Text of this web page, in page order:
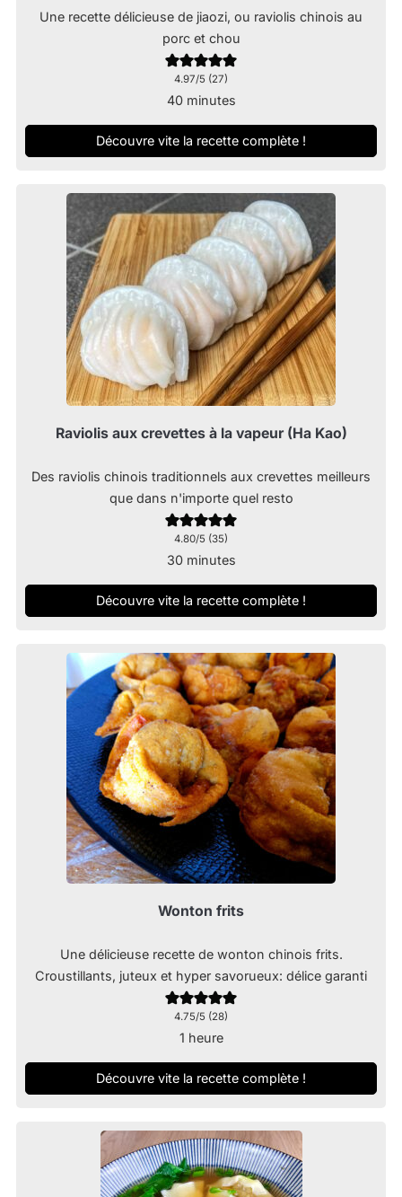
Une recette délicieuse de jiaozi, ou raviolis chinois au
porc et chou
4.97/5 (27)
40minutes
minutes
Découvre vite la recette complète !
Raviolis aux crevettes à la vapeur (Ha Kao)
Des raviolis chinois traditionnels aux crevettes meilleurs
que dans n'importe quel resto
4.80/5 (35)
30minutes
minutes
Découvre vite la recette complète !
Wonton frits
Une délicieuse recette de wonton chinois frits.
Croustillants, juteux et hyper savorueux: délice garanti
4.75/5 (28)
1heure
heure
Découvre vite la recette complète !